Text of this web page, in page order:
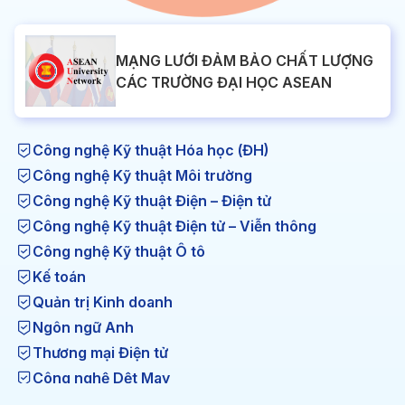
MẠNG LƯỚI ĐẢM BẢO CHẤT LƯỢNG
CÁC TRƯỜNG ĐẠI HỌC ASEAN
Công nghệ Kỹ thuật Hóa học (ĐH)
Công nghệ Kỹ thuật Môi trường
Công nghệ Kỹ thuật Điện – Điện tử
Công nghệ Kỹ thuật Điện tử – Viễn thông
Công nghệ Kỹ thuật Ô tô
Kế toán
Quản trị Kinh doanh
Ngôn ngữ Anh
Thương mại Điện tử
Công nghệ Dệt May